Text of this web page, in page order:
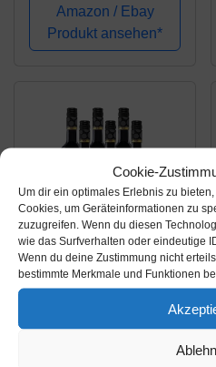
Cookie-
Um dir ein optimales Erlebnis zu
Cookies, um Geräteinformationen zu
zuzugreifen. Wenn du diesen
wie das Surfverhalten oder eindeutige
Wenn du deine Zustimmung nicht
bestimmte Merkmale und Funktionen
Amazon / Ebay
Produkt ansehen*
Amazon.de
Nero d'Avola (6 x 0,75l)